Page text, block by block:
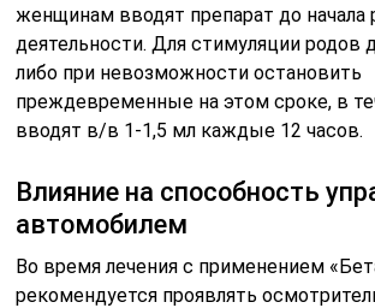
женщинам вводят препарат до начала
деятельности. Для стимуляции родов
либо при невозможности остановить
преждевременные на этом сроке, в
вводят в/в 1-1,5 мл каждые 12 часов.
Влияние на способность
автомобилем
Во время лечения с применением
рекомендуется проявлять